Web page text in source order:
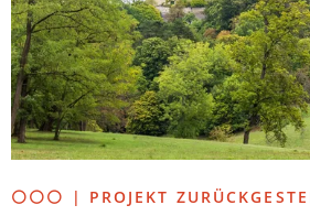
⚪⚪⚪ | PROJEKT